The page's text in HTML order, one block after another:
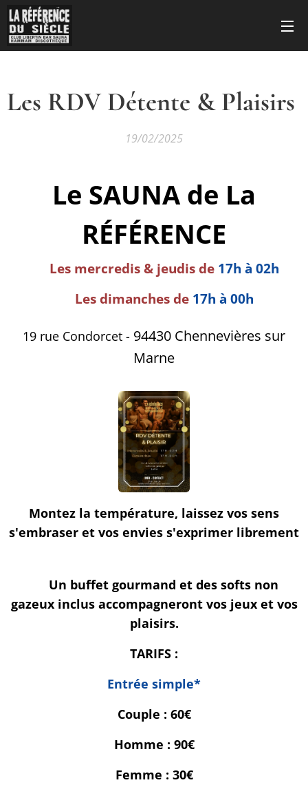
Les RDV Détente & Plaisirs
19/02/2025
Le SAUNA de La
RÉFÉRENCE
🕖 Les mercredis & jeudis de 17h à 02h
🕖 Les dimanches de 17h à 00h
19 rue Condorcet - 94430 Chennevières sur
Marne
Montez la température, laissez vos sens
s'embraser et vos envies s'exprimer librement
🍴 Un buffet gourmand et des softs non
gazeux inclus accompagneront vos jeux et vos
plaisirs.
TARIFS :
Entrée simple*
Couple : 60€
Homme : 90€
Femme : 30€